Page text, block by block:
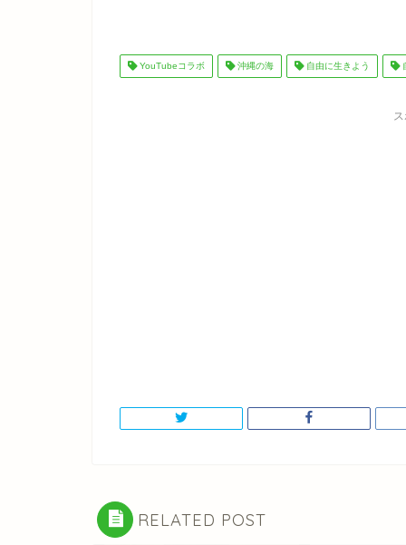
YouTubeコラボ 沖縄の海 自由に生きよう
RELATED POST